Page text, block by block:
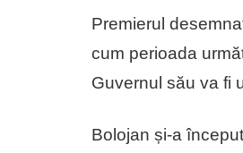
Premierul
cum perioada
Guvernul său va fi
Bolojan și-a